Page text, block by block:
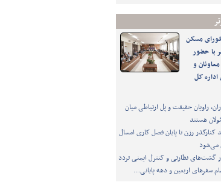
مسکن
با حضور
و
اداره کل
راویان حقیقت و پل ارتباطی میان
هستند
کنارگذر رزن تا پایان فصل کاری امسال
می‌شود
گشت‌های نظارتی و کنترل ایمنی تردد
سفرهای اربعین و دهه پایانی…